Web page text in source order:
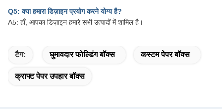
Q5: क्या हमारा डिज़ाइन प्रयोग करने योग्य है?
A5: हाँ, आपका डिज़ाइन हमारे सभी उत्पादों में शामिल है।
टैग: घुमावदार फोल्डिंग बॉक्स कस्टम पेपर बॉक्स
क्राफ्ट पेपर उपहार बॉक्स